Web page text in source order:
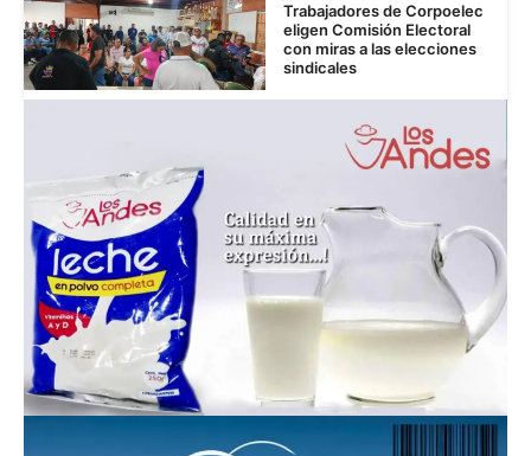
Trabajadores de Corpoelec
eligen Comisión Electoral
con miras a las elecciones
sindicales